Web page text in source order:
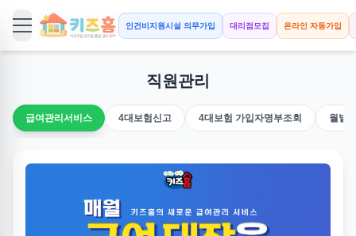
인건비지원시설 의무가입 대리점모집 온라인 자동가입
직원관리
급여관리서비스 4대보험신고 4대보험 가입자명부조회 월별